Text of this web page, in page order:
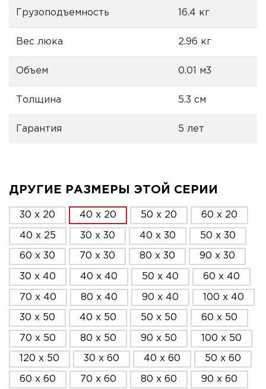
Грузоподъемность 16.4 кг
Вес люка 2.96 кг
Объем 0.01 м3
Толщина 5.3 см
Гарантия 5 лет
ДРУГИЕ РАЗМЕРЫ ЭТОЙ СЕРИИ
30 x 20 40 x 20 50 x 20 60 x 20
40 x 25 30 x 30 40 x 30 50 x 30
60 x 30 70 x 30 80 x 30 90 x 30
30 x 40 40 x 40 50 x 40 60 x 40
70 x 40 80 x 40 90 x 40 100 x 40
30 x 50 40 x 50 50 x 50 60 x 50
70 x 50 80 x 50 90 x 50 100 x 50
120 x 50 30 x 60 40 x 60 50 x 60
60 x 60 70 x 60 80 x 60 90 x 60